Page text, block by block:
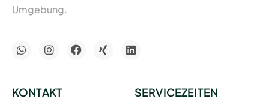
Umgebung.
KONTAKT SERVICEZEITEN